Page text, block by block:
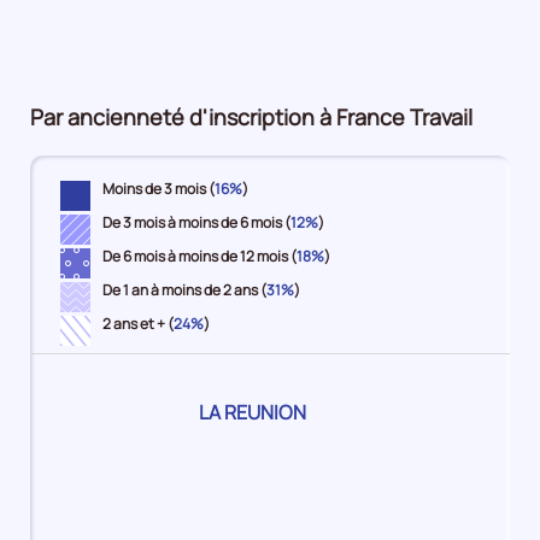
Par ancienneté d'inscription à France Travail
Moins de 3 mois (16%)
De 3 mois à moins de 6 mois (12%)
De 6 mois à moins de 12 mois (18%)
De 1 an à moins de 2 ans (31%)
2 ans et + (24%)
Pour
LA REUNION